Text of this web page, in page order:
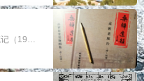
《桑梓遗韵》著/孙涛 题字/莫言 2025年笔记（19） 32 孙涛馆长来，送我他著作的两本书：《桑梓遗韵：高密历史实物图集》和《桑梓遗...